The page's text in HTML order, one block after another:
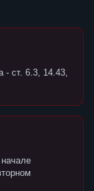
- ст. 6.3, 14.43,